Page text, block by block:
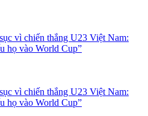
vì chiến thắng U23 Việt Nam:
họ vào World Cup”
vì chiến thắng U23 Việt Nam:
họ vào World Cup”